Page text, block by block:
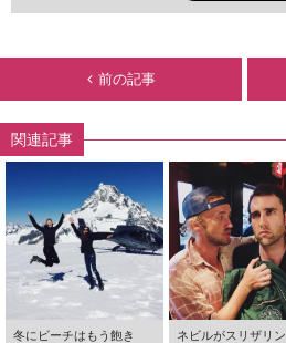
前の記事
関連記事
冬にビーチはもう飽き
ネビルがスリザリン